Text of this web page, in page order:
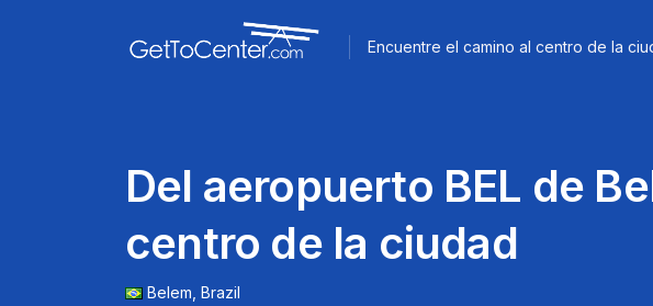
Encuentre el camino al centro de la
Del aeropuerto BEL de
centro de la ciudad
Belem, Brazil